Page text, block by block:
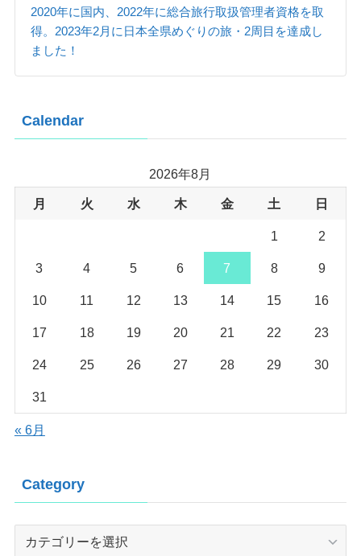
2020年に国内、2022年に総合旅行取扱管理者資格を取
得。2023年2月に日本全県めぐりの旅・2周目を達成し
ました！
Calendar
2026年8月
月 火 水 木 金 土 日
1 2
3 4 5 6 7 8 9
10 11 12 13 14 15 16
17 18 19 20 21 22 23
24 25 26 27 28 29 30
31
« 6月
Category
Category